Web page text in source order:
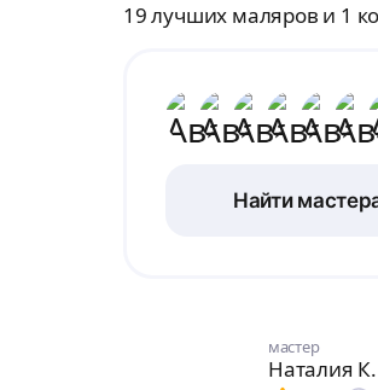
19 лучших маляров и 1
Найти
мастер
Наталия К.